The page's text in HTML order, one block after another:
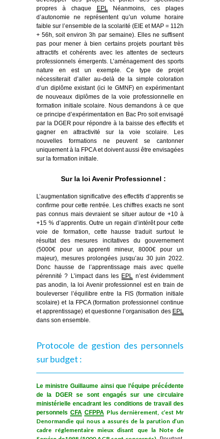
propres à chaque
EPL
Néanmoins, ces plages
d’autonomie ne représentent qu’un volume horaire
faible sur l’ensemble de la scolarité (EIE et MAP = 112h
+ 56h, soit environ 3h par semaine). Elles ne suffisent
pas pour mener à bien certains projets pourtant très
attractifs et cohérents avec les attentes de secteurs
professionnels émergents. L’aménagement des sports
nature en est un exemple. Ce type de projet
nécessiterait d’aller au-delà de la simple coloration
d’un diplôme existant (ici le GMNF) en expérimentant
de nouveaux diplômes de la voie professionnelle en
formation initiale scolaire. Nous demandons à ce que
ce principe d’expérimentation en Bac Pro soit envisagé
par la DGER pour répondre à la baisse des effectifs et
gagner en attractivité sur la voie scolaire. Les
nouvelles formations ne peuvent se cantonner
uniquement à la FPCA et doivent aussi être envisagées
sur la formation initiale.
Sur la loi Avenir Professionnel :
L’augmentation significative des effectifs d’apprentis se
confirme pour cette rentrée. Les chiffres exacts ne sont
pas connus mais devraient se situer autour de +10 à
+15 % d’apprentis. Outre un regain d’intérêt pour cette
voie de formation, cette hausse traduit surtout le
résultat des mesures incitatives du gouvernement
(5000€ pour un apprenti mineur, 8000€ pour un
majeur), mesures prolongées jusqu’au 30 juin 2022.
Donc hausse de l’apprentissage mais avec quelle
pérennité ? L’impact dans les EPL n’est évidemment
pas anodin, la loi Avenir professionnel est en train de
bouleverser l’équilibre entre la FIS (formation initiale
scolaire) et la FPCA (formation professionnel continue
et apprentissage) et questionne l’organisation des EPL
dans son ensemble.
Protocole de gestion des personnels
sur budget :
Le ministre Guillaume ainsi que l’équipe précédente
de la DGER se sont engagés sur une circulaire
ministérielle encadrant les conditions de travail des
personnels CFA CFPPA Plus dernièrement, c’est Mr
Denormandie qui nous a assurés de la parution d’un
cadre réglementaire mieux disant que la Note de